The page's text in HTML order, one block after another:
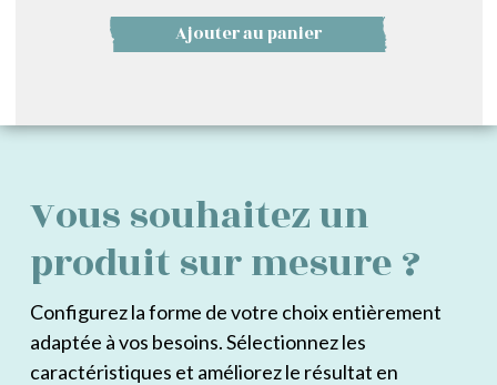
Ajouter au panier
Vous souhaitez un
produit sur mesure ?
Configurez la forme de votre choix entièrement
adaptée à vos besoins. Sélectionnez les
caractéristiques et améliorez le résultat en